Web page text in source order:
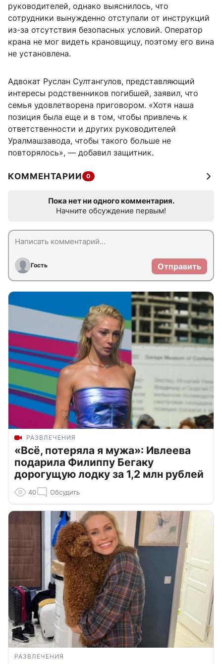
руководителей, однако выяснилось, что
сотрудники вынужденно отступали от инструкций
из-за отсутствия безопасных условий. Оператор
крана не мог видеть крановщицу, поэтому его вина
не установлена.
Адвокат Руслан Султангулов, представляющий
интересы родственников погибшей, заявил, что
семья удовлетворена приговором. «Хотя наша
позиция была еще и в том, чтобы привлечь к
ответственности и других руководителей
Уралмашзавода, чтобы такого больше не
повторялось», — добавил защитник.
КОММЕНТАРИИ 0
Пока нет ни одного комментария.
Начните обсуждение первым!
Гость Отправить
РАЗВЛЕЧЕНИЯ
«Всё, потеряла я мужа»: Ивлеева
подарила Филиппу Бегаку
дорогущую лодку за 1,2 млн рублей
40 Обсудить
РАЗВЛЕЧЕНИЯ